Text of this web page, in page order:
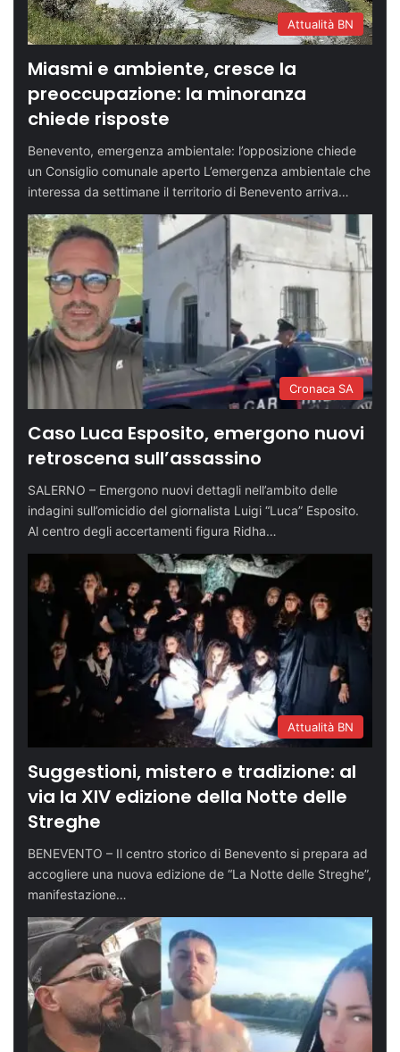
Attualità BN
Miasmi e ambiente, cresce la
preoccupazione: la minoranza
chiede risposte
Benevento, emergenza ambientale: l’opposizione chiede
un Consiglio comunale aperto L’emergenza ambientale che
interessa da settimane il territorio di Benevento arriva…
Cronaca SA
Caso Luca Esposito, emergono nuovi
retroscena sull’assassino
SALERNO – Emergono nuovi dettagli nell’ambito delle
indagini sull’omicidio del giornalista Luigi “Luca” Esposito.
Al centro degli accertamenti figura Ridha…
Attualità BN
Suggestioni, mistero e tradizione: al
via la XIV edizione della Notte delle
Streghe
BENEVENTO – Il centro storico di Benevento si prepara ad
accogliere una nuova edizione de “La Notte delle Streghe”,
manifestazione…